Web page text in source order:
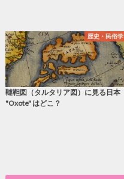
歴史・民俗学
韃靼図（タルタリア図）に見る日本
"Oxote" はどこ？